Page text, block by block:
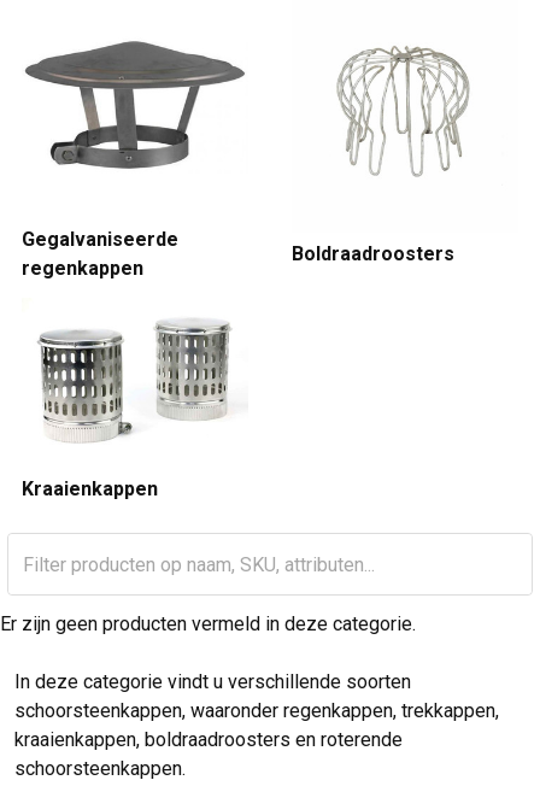
Gegalvaniseerde
regenkappen
Boldraadroosters
Kraaienkappen
Er zijn geen producten vermeld in deze categorie.
In deze categorie vindt u verschillende soorten
schoorsteenkappen, waaronder regenkappen, trekkappen,
kraaienkappen, boldraadroosters en roterende
schoorsteenkappen.